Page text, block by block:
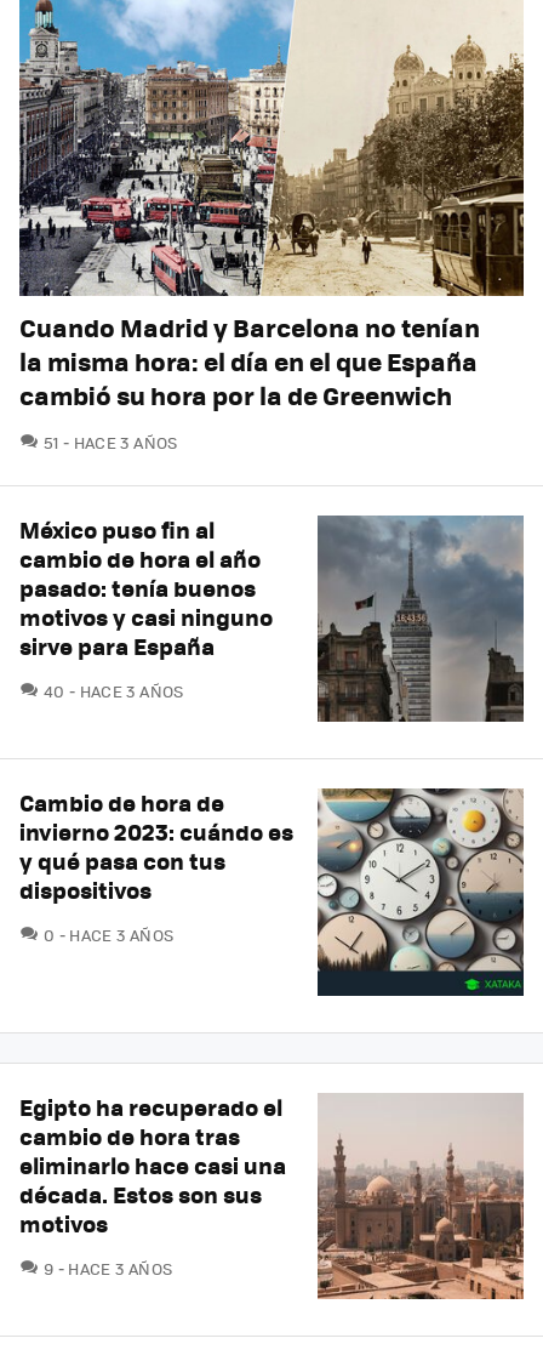
Cuando Madrid y Barcelona no tenían
la misma hora: el día en el que España
cambió su hora por la de Greenwich
51 COMENTARIOS
HACE 3 AÑOS
México puso fin al
cambio de hora el año
pasado: tenía buenos
motivos y casi ninguno
sirve para España
40 COMENTARIOS
HACE 3 AÑOS
Cambio de hora de
invierno 2023: cuándo es
y qué pasa con tus
dispositivos
0 COMENTARIOS
HACE 3 AÑOS
Egipto ha recuperado el
cambio de hora tras
eliminarlo hace casi una
década. Estos son sus
motivos
9 COMENTARIOS
HACE 3 AÑOS